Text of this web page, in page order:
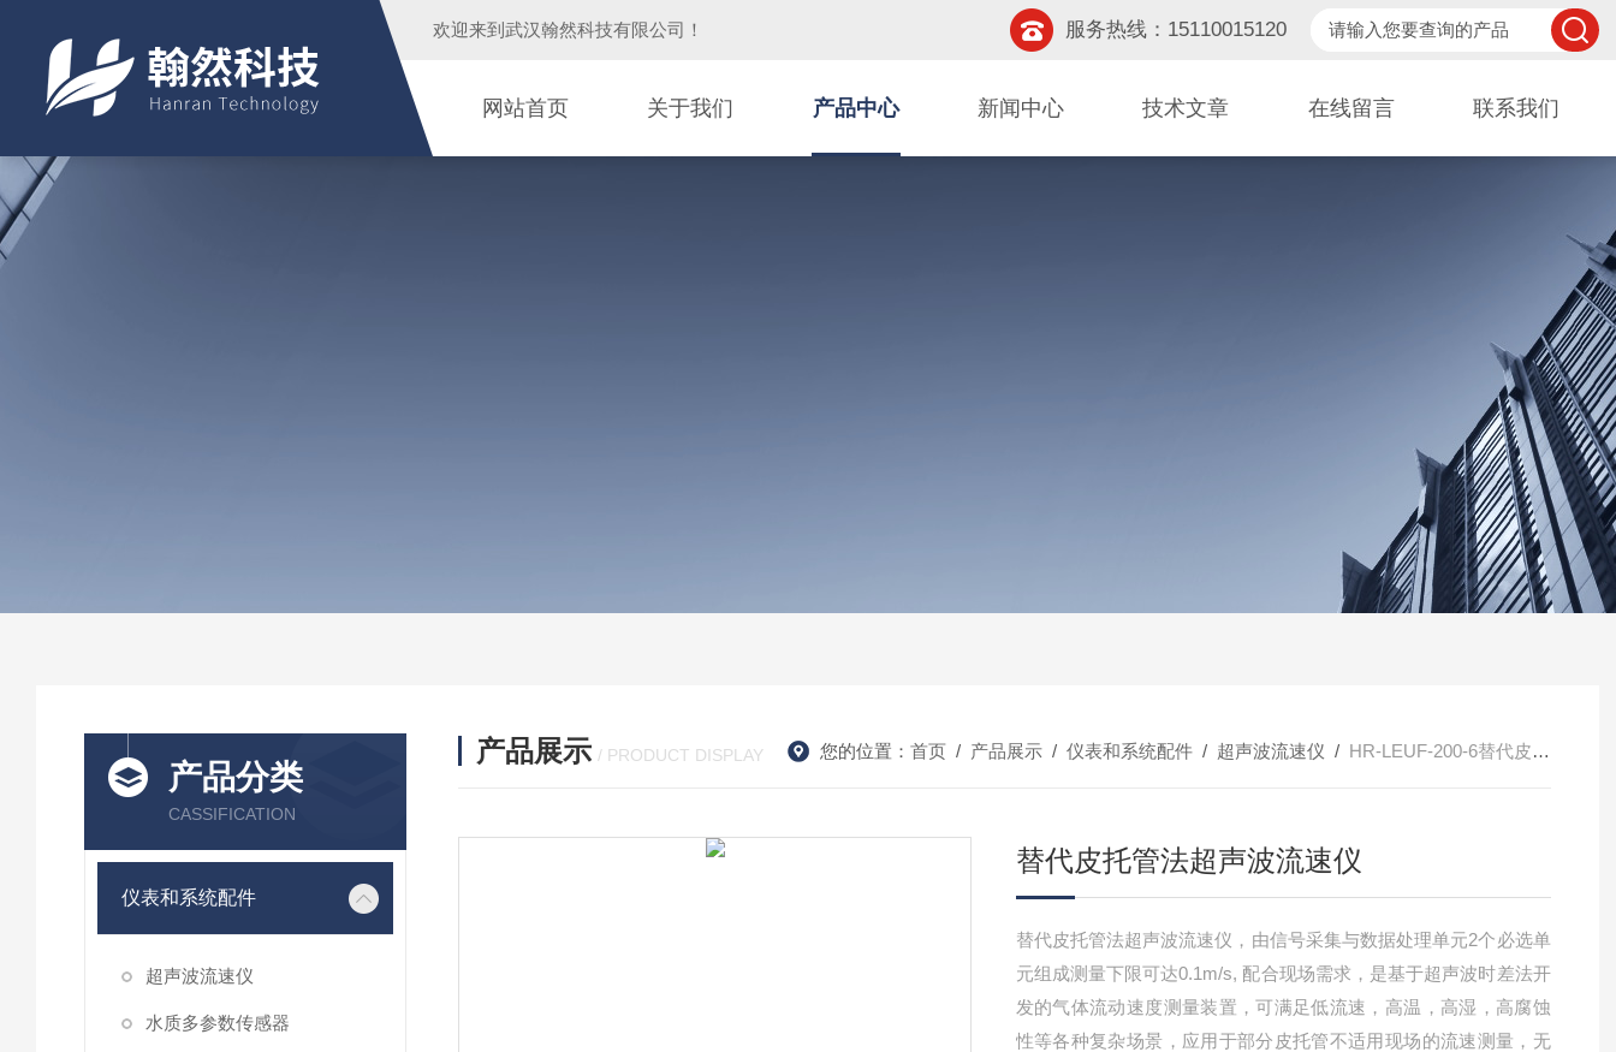
欢迎来到 武汉翰然科技有限公司 ！ 服务热线：15110015120
网站首页 关于我们 产品中心 新闻中心 技术文章 在线留言 联系我们
产品分类
CASSIFICATION
仪表和系统配件
超声波流速仪
水质多参数传感器
产品展示 / PRODUCT DISPLAY 您的位置： 首页/ 产品展示/ 仪表和系统配件/ 超声波流速仪 / HR-LEUF-200-6替代皮托管法超声波流速仪
替代皮托管法超声波流速仪
替代皮托管法超声波流速仪，由信号采集与数据处理单元2个必选单
元组成测量下限可达0.1m/s, 配合现场需求，是基于超声波时差法开
发的气体流动速度测量装置，可满足低流速，高温，高湿，高腐蚀
性等各种复杂场景，应用于部分皮托管不适用现场的流速测量，无